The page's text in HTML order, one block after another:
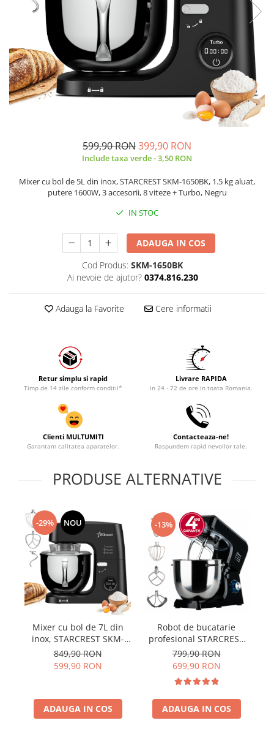
Robot de bucătărie
Sandwich maker
Fier de călcat
Dispozitive smart home
599,90 RON399,90 RON
Include taxa verde - 3,50 RON
Mixer cu bol de 5L din inox, STARCREST SKM-1650BK, 1.5 kg aluat,
putere 1600W, 3 accesorii, 8 viteze + Turbo, Negru
IN STOC
ADAUGA IN COS
Cod Produs: SKM-1650BK
Ai nevoie de ajutor? 0374.816.230
Adauga la Favorite Cere informatii
Retur simplu si rapid
Timp de 14 zile conform conditii*
Livrare RAPIDA
in 24 - 72 de ore in toata Romania.
Clienti MULTUMITI
Garantam calitatea aparatelor.
Contacteaza-ne!
Raspundem rapid nevoilor tale.
PRODUSE ALTERNATIVE
-29% NOU
Mixer cu bol de 7L din
inox, STARCREST SKM-
2070BK, 2.1 kg aluat,
putere 2000W, 3 accesorii
din inox, 8 viteze + Turbo,
849,90 RON
599,90 RON
ADAUGA IN COS
-13%
Robot de bucatarie
profesional STARCREST
SKM-2002BK, 2000 W, Bol
10 L Inox, 5 Accesorii, 6
Viteze + Pulse, Angrenaje
metalice, Negru
799,90 RON
699,90 RON
ADAUGA IN COS